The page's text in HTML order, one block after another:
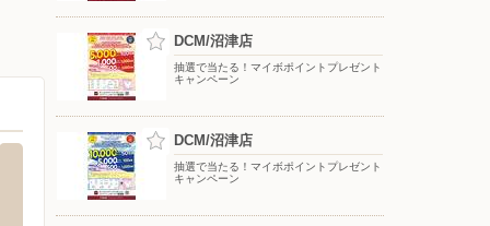
DCM/沼津店
抽選で当たる！マイボポイントプレゼント
キャンペーン
DCM/沼津店
抽選で当たる！マイボポイントプレゼント
キャンペーン